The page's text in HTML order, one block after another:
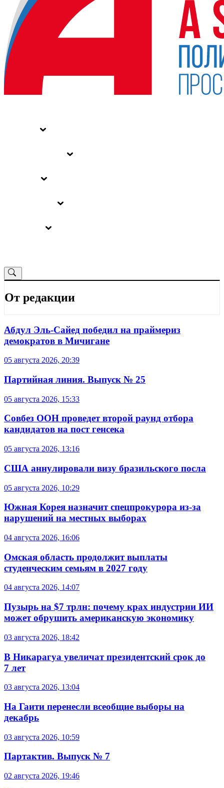
От редакции
Абдул Эль-Сайед победил на праймериз
демократов в Мичигане
05 августа 2026, 20:39
Партийная линия. Выпуск № 25
05 августа 2026, 15:33
Совбез ООН проведет второй раунд отбора
кандидатов на пост генсека
05 августа 2026, 13:16
США аннулировали визу бразильского посла
05 августа 2026, 10:29
Южная Корея назначит спецпрокурора из-за
нарушений на местных выборах
04 августа 2026, 16:06
Омская область продолжит выплаты
студенческим семьям в 2027 году
04 августа 2026, 14:07
Пузырь на $7 трлн: почему крах индустрии ИИ
может обрушить американскую экономику
03 августа 2026, 18:42
В Никарагуа увеличат президентский срок до
7 лет
03 августа 2026, 13:04
На Гаити перенесли всеобщие выборы на
декабрь
03 августа 2026, 10:59
Партактив. Выпуск № 7
02 августа 2026, 19:46